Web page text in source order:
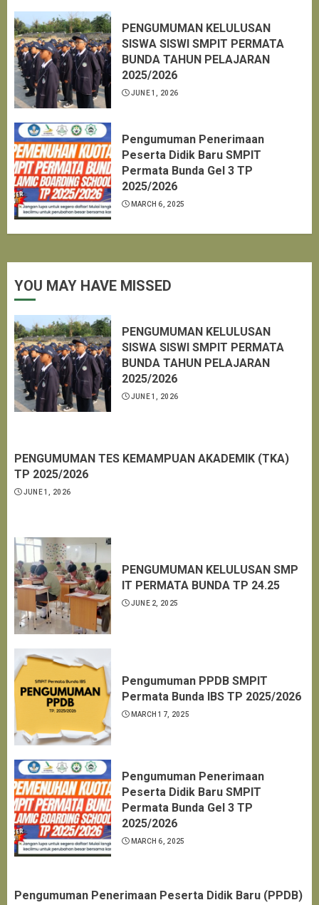
PENGUMUMAN KELULUSAN
SISWA SISWI SMPIT PERMATA
BUNDA TAHUN PELAJARAN
2025/2026
JUNE 1, 2026
Pengumuman Penerimaan
Peserta Didik Baru SMPIT
Permata Bunda Gel 3 TP
2025/2026
MARCH 6, 2025
YOU MAY HAVE MISSED
PENGUMUMAN KELULUSAN
SISWA SISWI SMPIT PERMATA
BUNDA TAHUN PELAJARAN
2025/2026
JUNE 1, 2026
PENGUMUMAN TES KEMAMPUAN AKADEMIK (TKA)
TP 2025/2026
JUNE 1, 2026
PENGUMUMAN KELULUSAN SMP
IT PERMATA BUNDA TP 24.25
JUNE 2, 2025
Pengumuman PPDB SMPIT
Permata Bunda IBS TP 2025/2026
MARCH 17, 2025
Pengumuman Penerimaan
Peserta Didik Baru SMPIT
Permata Bunda Gel 3 TP
2025/2026
MARCH 6, 2025
Pengumuman Penerimaan Peserta Didik Baru (PPDB)